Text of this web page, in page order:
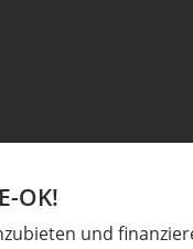
OK!
und